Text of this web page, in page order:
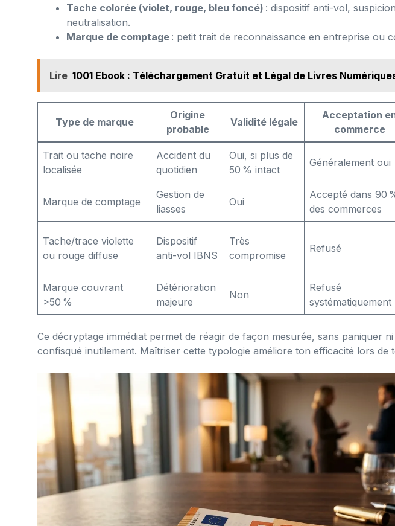
Tache colorée (violet, rouge, bleu foncé) : dispositif anti-vol,
neutralisation.
Marque de comptage : petit trait de reconnaissance en entreprise ou
Lire 1001 Ebook : Téléchargement Gratuit et Légal de Livres
Type de marque
Origine
probable
Validité légale
Acceptation
commerce
Trait ou tache noire
localisée
Accident du
quotidien
Oui, si plus de
50 % intact
Généralement oui
Marque de comptage
Gestion de
liasses
Oui
Accepté dans 90
des commerces
Tache/trace violette
ou rouge diffuse
Dispositif
anti-vol IBNS
Très
compromise
Refusé
Marque couvrant
>50 %
Détérioration
majeure
Non
Refusé
systématiquement
Ce décryptage immédiat permet de réagir de façon mesurée, sans paniquer
confisqué inutilement. Maîtriser cette typologie améliore ton efficacité lors de